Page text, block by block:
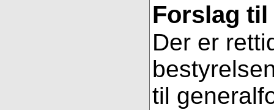
Forslag
Der er
til